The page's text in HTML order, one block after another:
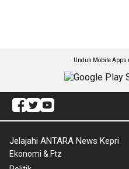
Unduh Mobile Apps
Jelajahi ANTARA News Kepri
Ekonomi & Ftz